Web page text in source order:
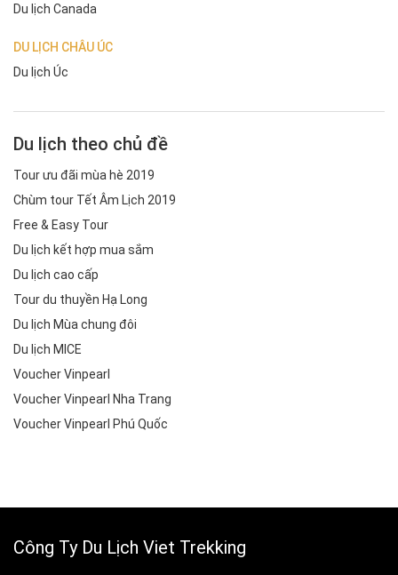
Du lịch Canada
DU LỊCH CHÂU ÚC
Du lịch Úc
Du lịch theo chủ đề
Tour ưu đãi mùa hè 2019
Chùm tour Tết Âm Lịch 2019
Free & Easy Tour
Du lịch kết hợp mua sắm
Du lịch cao cấp
Tour du thuyền Hạ Long
Du lịch Mùa chung đôi
Du lịch MICE
Voucher Vinpearl
Voucher Vinpearl Nha Trang
Voucher Vinpearl Phú Quốc
Công Ty Du Lịch Viet Trekking